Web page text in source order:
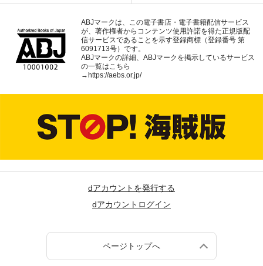
ABJマークは、この電子書店・電子書籍配信サービス
が、著作権者からコンテンツ使用許諾を得た正規版配
信サービスであることを示す登録商標（登録番号 第
6091713号）です。
ABJマークの詳細、ABJマークを掲示しているサービス
の一覧はこちら
→ https://aebs.or.jp/
dアカウントを発行する
dアカウントログイン
ページトップへ